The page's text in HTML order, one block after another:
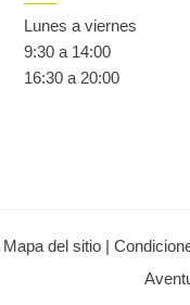
Lunes a viernes
9:30 a 14:00
16:30 a 20:00
Mapa del sitio |